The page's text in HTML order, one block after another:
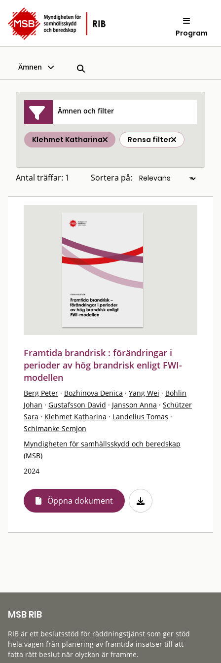
Program
Ämnen
Ämnen och filter
Klehmet Katharina Rensa filter
Antal träffar: 1 Sortera på:
Framtida brandrisk : förändringar i
perioder av hög brandrisk enligt FWI-
modellen
Berg Peter · Bozhinova Denica · Yang Wei · Böhlin
Johan · Gustafsson David · Jansson Anna · Schützer
Sara · Klehmet Katharina · Landelius Tomas ·
Schimanke Semjon
Myndigheten för samhällsskydd och beredskap
(MSB)
2024
Öppna dokument
MSB RIB
RIB är ett beslutsstöd för räddningstjänst som ger stöd
hela vägen från planering av framtida insatser till att
fatta rätt beslut när olyckan är framme.